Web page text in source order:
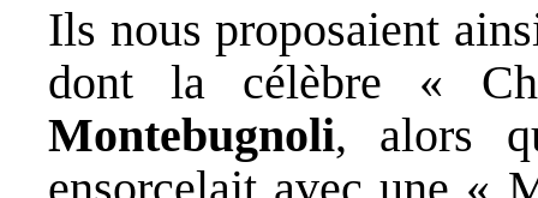
Ils nous proposaient
dont la célèbre «
Montebugnoli, alors